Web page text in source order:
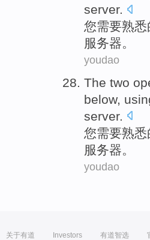
server.
您需要熟悉
服务器。
youdao
The two
below,
server.
您需要熟悉
服务器 。
youdao
关于有道 Investors 有道智选